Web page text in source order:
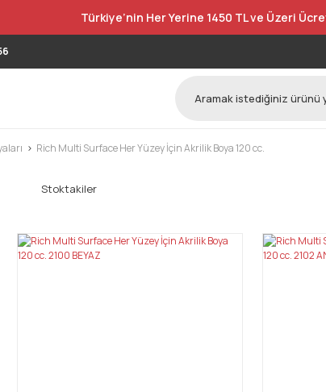
Türkiye’nin Her Yerine 1450 TL ve Üzeri
Rich Multi Surface Her Yüzey İçin Akrilik Boya 120 cc.
Stoktakiler